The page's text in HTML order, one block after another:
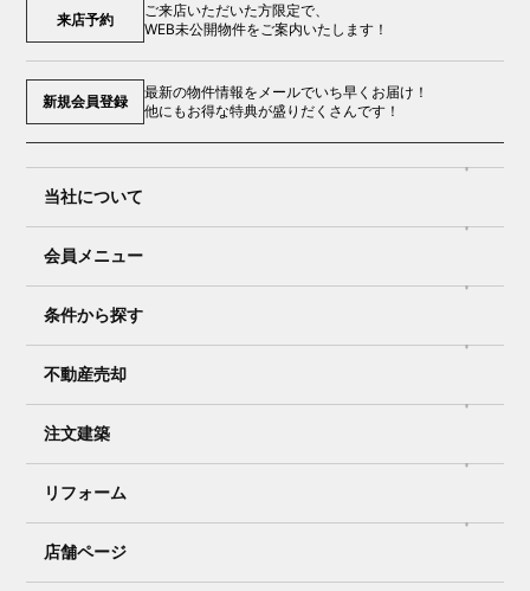
来店予約
ご来店いただいた方限定で、
WEB未公開物件をご案内いたします！
新規会員登録
最新の物件情報をメールでいち早くお届け！
他にもお得な特典が盛りだくさんです！
当社について
会員メニュー
条件から探す
不動産売却
注文建築
リフォーム
店舗ページ